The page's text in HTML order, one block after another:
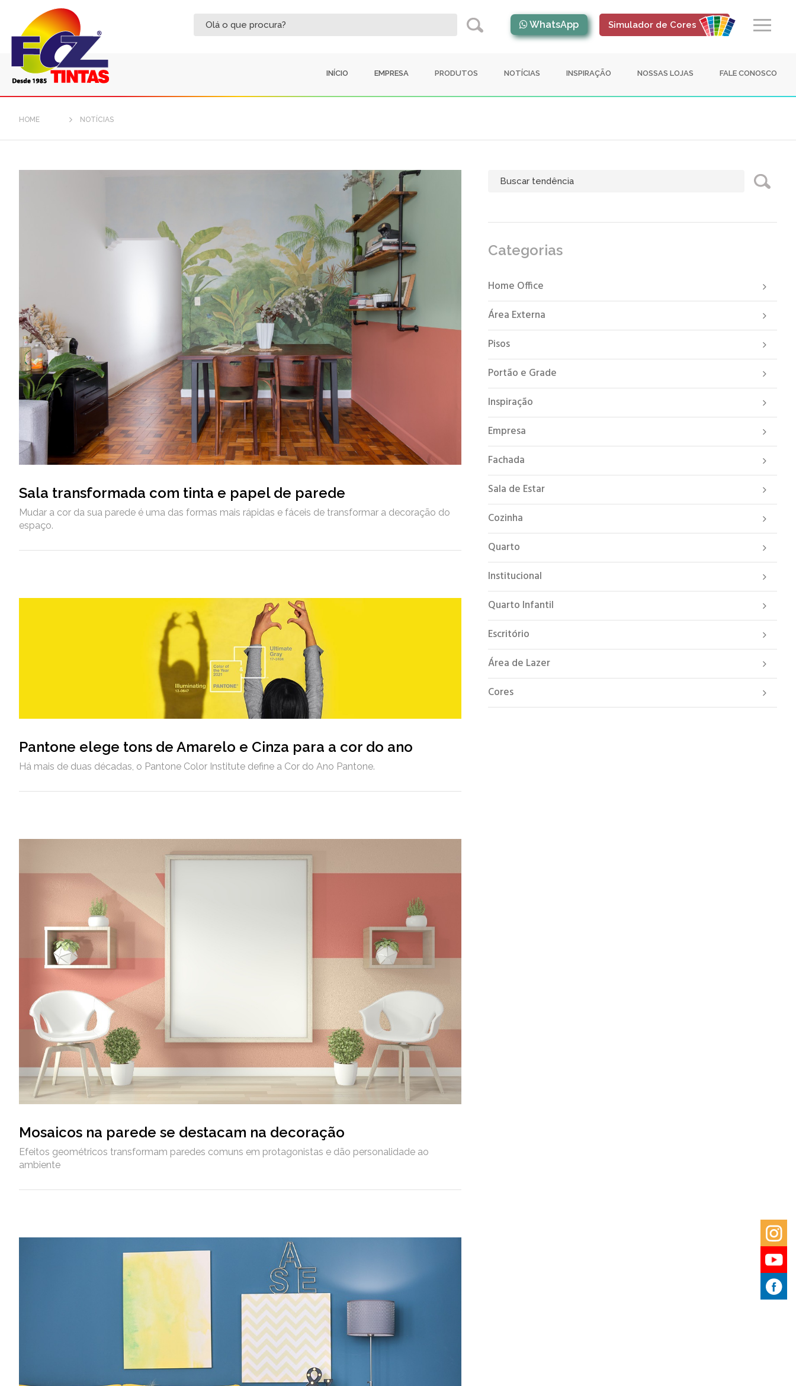
Simulador de Cores
WhatsApp
INÍCIO EMPRESA PRODUTOS NOTÍCIAS INSPIRAÇÃO NOSSAS LOJAS FALE CONOSCO
HOME NOTÍCIAS
Sala transformada com tinta e papel de parede
Mudar a cor da sua parede é uma das formas mais rápidas e fáceis de transformar a decoração do
espaço.
Pantone elege tons de Amarelo e Cinza para a cor do ano
Há mais de duas décadas, o Pantone Color Institute define a Cor do Ano Pantone.
Mosaicos na parede se destacam na decoração
Efeitos geométricos transformam paredes comuns em protagonistas e dão personalidade ao
ambiente
Categorias
Home Office
Área Externa
Pisos
Portão e Grade
Inspiração
Empresa
Fachada
Sala de Estar
Cozinha
Quarto
Institucional
Quarto Infantil
Escritório
Área de Lazer
Cores